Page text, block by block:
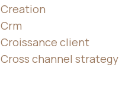
Creation
Crm
Croissance client
Cross channel strategy